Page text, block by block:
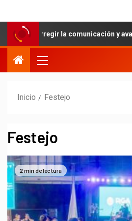
la comunicación y avanzar con
Inicio Festejo
Festejo
2 min de lectura